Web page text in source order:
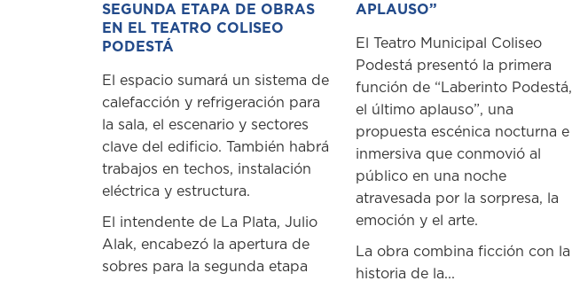
SEGUNDA ETAPA DE OBRAS
EN EL TEATRO COLISEO
PODESTÁ
El espacio sumará un sistema de
calefacción y refrigeración para
la sala, el escenario y sectores
clave del edificio. También habrá
trabajos en techos, instalación
eléctrica y estructura.
El intendente de La Plata, Julio
Alak, encabezó la apertura de
sobres para la segunda etapa
APLAUSO”
El Teatro Municipal Coliseo
Podestá presentó la primera
función de “Laberinto Podestá,
el último aplauso”, una
propuesta escénica nocturna e
inmersiva que conmovió al
público en una noche
atravesada por la sorpresa, la
emoción y el arte.
La obra combina ficción con la
historia de la...